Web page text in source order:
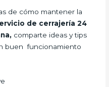
de cómo mantener la
de cerrajería 24
comparte ideas y tips
buen funcionamiento